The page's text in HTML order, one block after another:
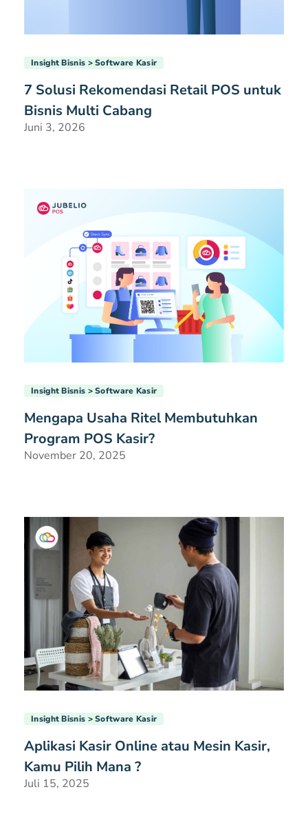
Insight Bisnis Software Kasir
7 Solusi Rekomendasi Retail POS untuk
Bisnis Multi Cabang
Juni 3, 2026
Insight Bisnis Software Kasir
Mengapa Usaha Ritel Membutuhkan
Program POS Kasir?
November 20, 2025
Insight Bisnis Software Kasir
Aplikasi Kasir Online atau Mesin Kasir,
Kamu Pilih Mana ?
Juli 15, 2025